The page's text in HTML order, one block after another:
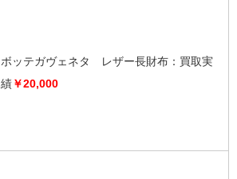
ボッテガヴェネタ レザー長財布：買取実
績￥20,000